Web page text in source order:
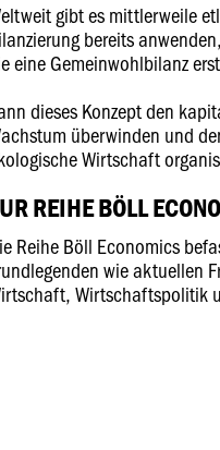
gibt es mittlerweile
bereits
eine Gemeinwohlbilanz
dieses Konzept den
überwinden und
Wirtschaft
REIHE BÖLL
Reihe Böll Economics
wie aktuellen
Wirtschaftspolitik